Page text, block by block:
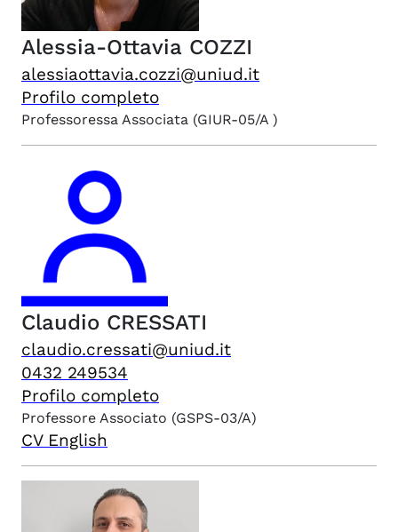
Alessia-Ottavia COZZI
alessiaottavia.cozzi@uniud.it
Profilo completo
Professoressa Associata (GIUR-05/A )
Claudio CRESSATI
claudio.cressati@uniud.it
0432 249534
Profilo completo
Professore Associato (GSPS-03/A)
CV English